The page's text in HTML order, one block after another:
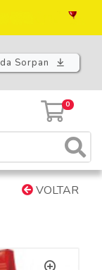
Sorpan
0
VOLTAR